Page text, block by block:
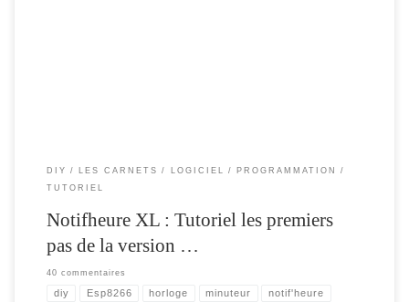
DIY LES CARNETS LOGICIEL
PROGRAMMATION
TUTORIEL
Notifheure XL : Tutoriel les premiers
pas de la version …
40 commentaires
diy Esp8266 horloge minuteur notif'heure